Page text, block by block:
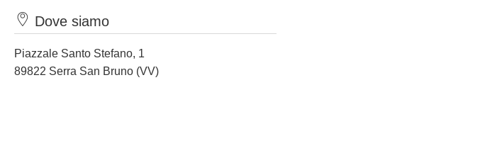
Dove siamo
Piazzale Santo Stefano, 1
89822 Serra San Bruno (VV)